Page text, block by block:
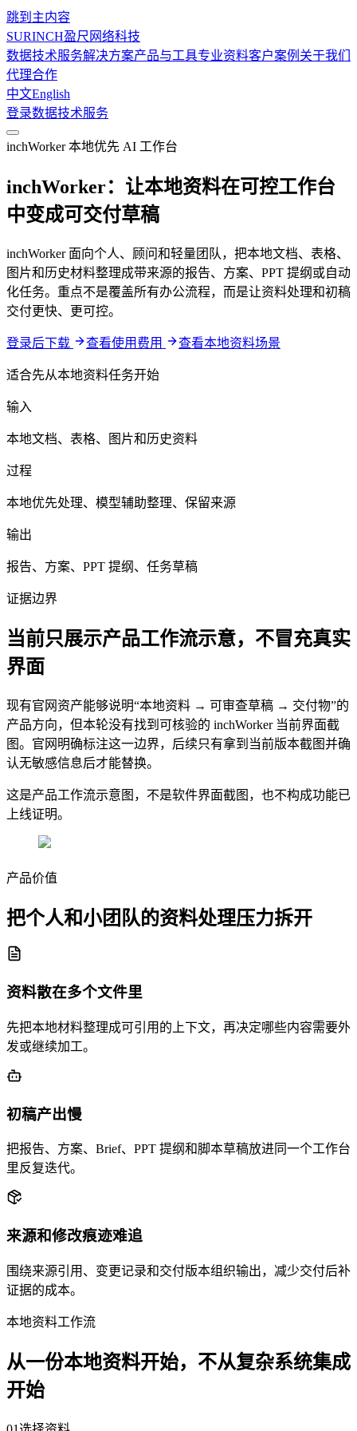
跳到主内容
SURINCH盈尺网络科技
数据技术服务解决方案产品与工具专业资料客户案例 关于我们
代理合作
中文English
登录数据技术服务
inchWorker 本地优先 AI 工作台
inchWorker：让本地资料在可控工作台
中变成可交付草稿
inchWorker 面向个人、顾问和轻量团队，把本地文档、表格、
图片和历史材料整理成带来源的报告、方案、PPT 提纲或自动
化任务。重点不是覆盖所有办公流程，而是让资料处理和初稿
交付更快、更可控。
登录后下载 查看使用费用 查看本地资料场景
适合先从本地资料任务开始
输入
本地文档、表格、图片和历史资料
过程
本地优先处理、模型辅助整理、保留来源
输出
报告、方案、PPT 提纲、任务草稿
证据边界
当前只展示产品工作流示意，不冒充真实
界面
现有官网资产能够说明“本地资料 → 可审查草稿 → 交付物”的
产品方向，但本轮没有找到可核验的 inchWorker 当前界面截
图。官网明确标注这一边界，后续只有拿到当前版本截图并确
认无敏感信息后才能替换。
这是产品工作流示意图，不是软件界面截图，也不构成功能已
上线证明。
产品价值
把个人和小团队的资料处理压力拆开
资料散在多个文件里
先把本地材料整理成可引用的上下文，再决定哪些内容需要外
发或继续加工。
初稿产出慢
把报告、方案、Brief、PPT 提纲和脚本草稿放进同一个工作台
里反复迭代。
来源和修改痕迹难追
围绕来源引用、变更记录和交付版本组织输出，减少交付后补
证据的成本。
本地资料工作流
从一份本地资料开始，不从复杂系统集成
开始